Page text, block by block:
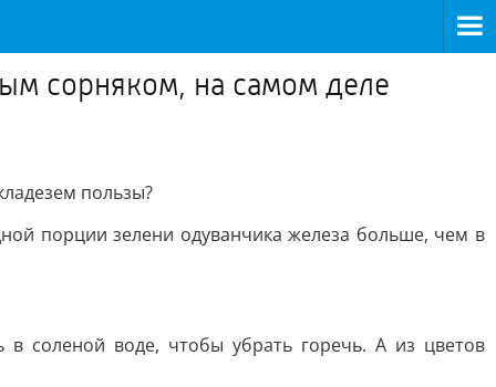
сорняком, на самом деле
пользы?
порции зелени одуванчика железа больше, чем в
соленой воде, чтобы убрать горечь. А из цветов